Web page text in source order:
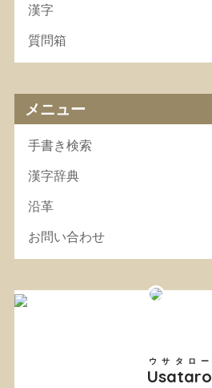
漢字
質問箱
メニュー
手書き検索
漢字辞典
沿革
お問い合わせ
Usataro
ウサタロー